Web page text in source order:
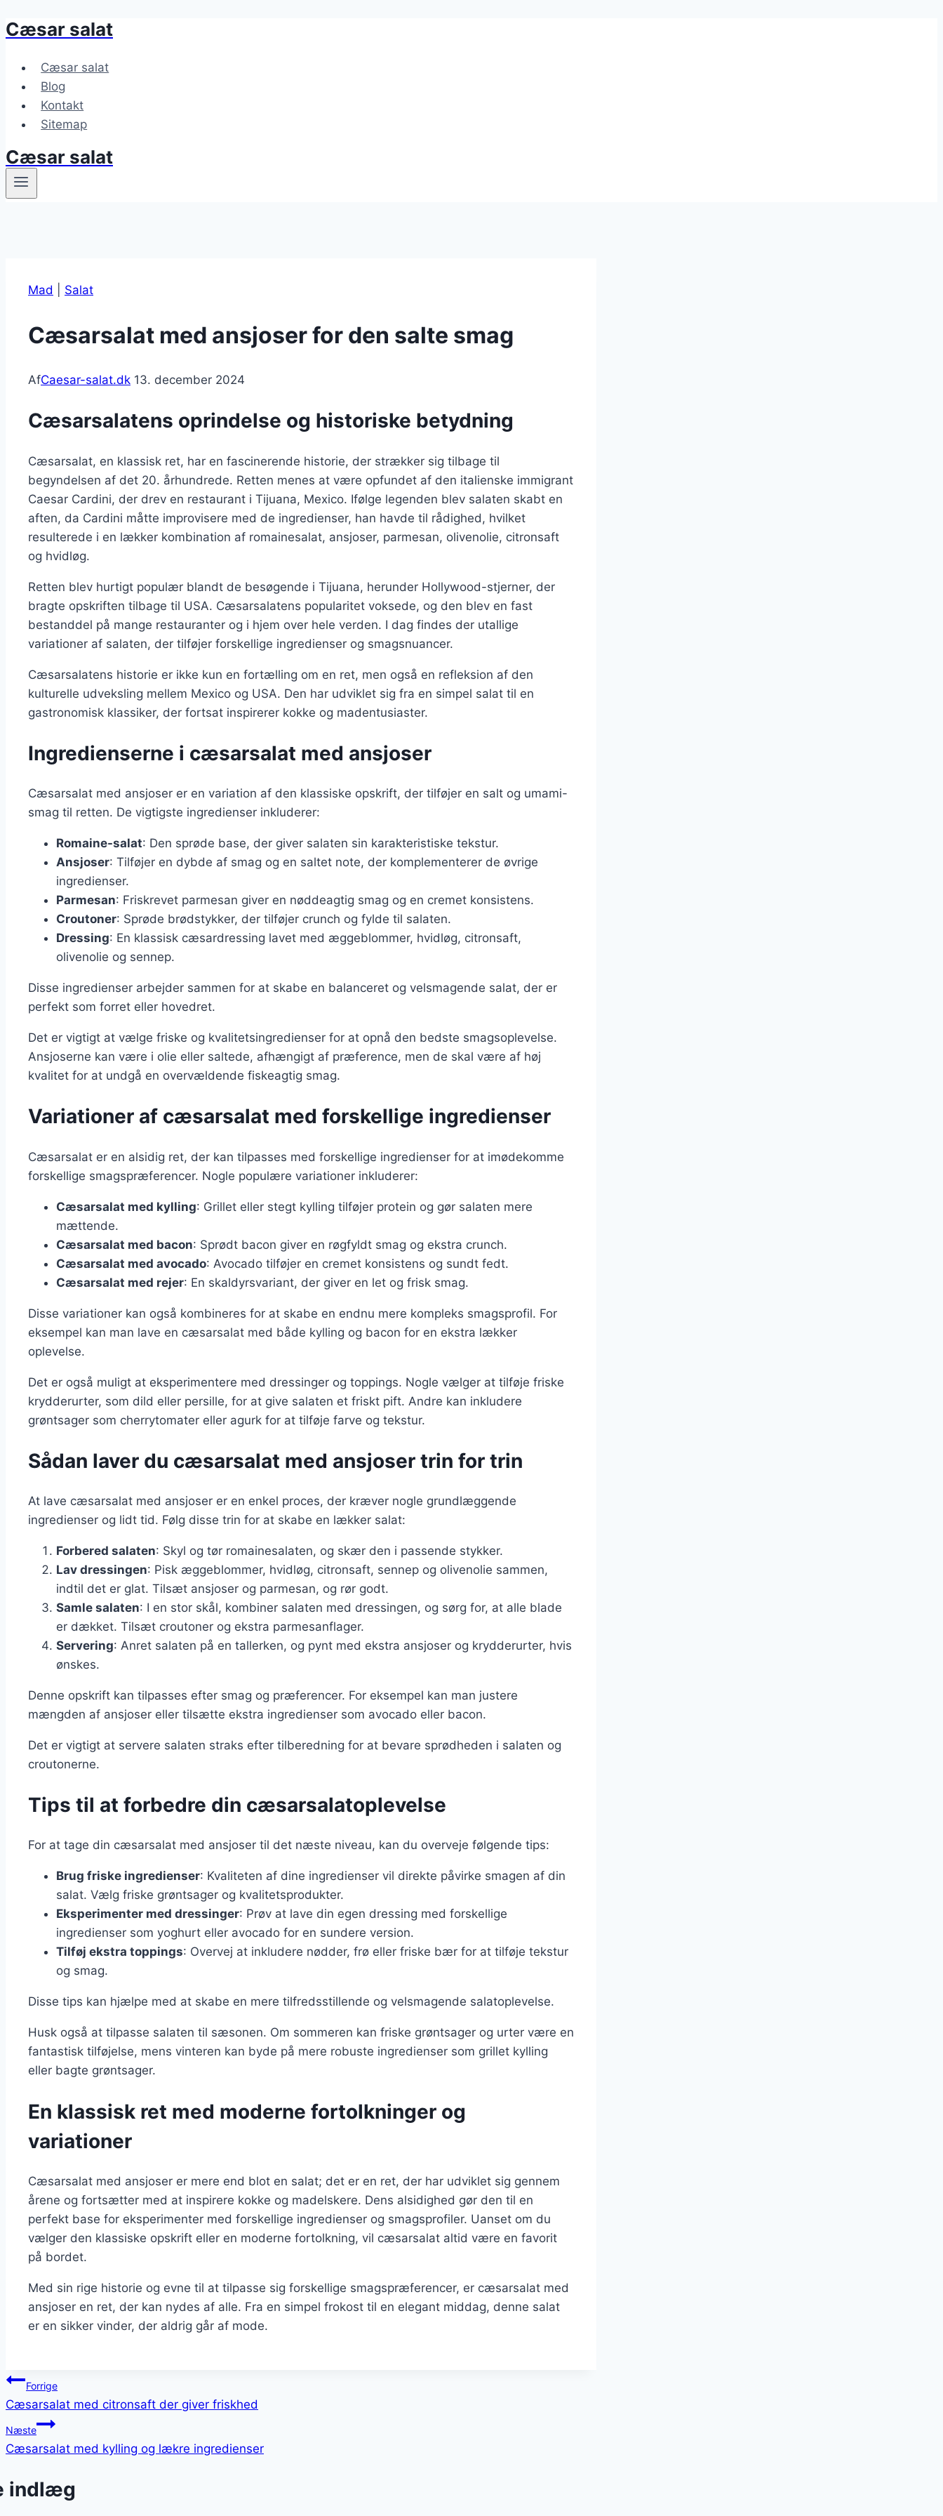
Fortsæt
indhold
Cæsar salat
Cæsar salat
Blog
Kontakt
Sitemap
Cæsar salat
Mad Salat
Cæsarsalat med ansjoser for den salte smag
AfCaesar-salat.dk 13. december 2024
Cæsarsalatens oprindelse og historiske betydning
Cæsarsalat, en klassisk ret, har en fascinerende historie, der strækker sig tilbage til
begyndelsen af det 20. århundrede. Retten menes at være opfundet af den italienske immigrant
Caesar Cardini, der drev en restaurant i Tijuana, Mexico. Ifølge legenden blev salaten skabt en
aften, da Cardini måtte improvisere med de ingredienser, han havde til rådighed, hvilket
resulterede i en lækker kombination af romainesalat, ansjoser, parmesan, olivenolie, citronsaft
og hvidløg.
Retten blev hurtigt populær blandt de besøgende i Tijuana, herunder Hollywood-stjerner, der
bragte opskriften tilbage til USA. Cæsarsalatens popularitet voksede, og den blev en fast
bestanddel på mange restauranter og i hjem over hele verden. I dag findes der utallige
variationer af salaten, der tilføjer forskellige ingredienser og smagsnuancer.
Cæsarsalatens historie er ikke kun en fortælling om en ret, men også en refleksion af den
kulturelle udveksling mellem Mexico og USA. Den har udviklet sig fra en simpel salat til en
gastronomisk klassiker, der fortsat inspirerer kokke og madentusiaster.
Ingredienserne i cæsarsalat med ansjoser
Cæsarsalat med ansjoser er en variation af den klassiske opskrift, der tilføjer en salt og umami-
smag til retten. De vigtigste ingredienser inkluderer:
Romaine-salat: Den sprøde base, der giver salaten sin karakteristiske tekstur.
Ansjoser: Tilføjer en dybde af smag og en saltet note, der komplementerer de øvrige
ingredienser.
Parmesan: Friskrevet parmesan giver en nøddeagtig smag og en cremet konsistens.
Croutoner: Sprøde brødstykker, der tilføjer crunch og fylde til salaten.
Dressing: En klassisk cæsardressing lavet med æggeblommer, hvidløg, citronsaft,
olivenolie og sennep.
Disse ingredienser arbejder sammen for at skabe en balanceret og velsmagende salat, der er
perfekt som forret eller hovedret.
Det er vigtigt at vælge friske og kvalitetsingredienser for at opnå den bedste smagsoplevelse.
Ansjoserne kan være i olie eller saltede, afhængigt af præference, men de skal være af høj
kvalitet for at undgå en overvældende fiskeagtig smag.
Variationer af cæsarsalat med forskellige ingredienser
Cæsarsalat er en alsidig ret, der kan tilpasses med forskellige ingredienser for at imødekomme
forskellige smagspræferencer. Nogle populære variationer inkluderer:
Cæsarsalat med kylling: Grillet eller stegt kylling tilføjer protein og gør salaten mere
mættende.
Cæsarsalat med bacon: Sprødt bacon giver en røgfyldt smag og ekstra crunch.
Cæsarsalat med avocado: Avocado tilføjer en cremet konsistens og sundt fedt.
Cæsarsalat med rejer: En skaldyrsvariant, der giver en let og frisk smag.
Disse variationer kan også kombineres for at skabe en endnu mere kompleks smagsprofil. For
eksempel kan man lave en cæsarsalat med både kylling og bacon for en ekstra lækker
oplevelse.
Det er også muligt at eksperimentere med dressinger og toppings. Nogle vælger at tilføje friske
krydderurter, som dild eller persille, for at give salaten et friskt pift. Andre kan inkludere
grøntsager som cherrytomater eller agurk for at tilføje farve og tekstur.
Sådan laver du cæsarsalat med ansjoser trin for trin
At lave cæsarsalat med ansjoser er en enkel proces, der kræver nogle grundlæggende
ingredienser og lidt tid. Følg disse trin for at skabe en lækker salat:
Forbered salaten: Skyl og tør romainesalaten, og skær den i passende stykker.
Lav dressingen: Pisk æggeblommer, hvidløg, citronsaft, sennep og olivenolie sammen,
indtil det er glat. Tilsæt ansjoser og parmesan, og rør godt.
Samle salaten: I en stor skål, kombiner salaten med dressingen, og sørg for, at alle blade
er dækket. Tilsæt croutoner og ekstra parmesanflager.
Servering: Anret salaten på en tallerken, og pynt med ekstra ansjoser og krydderurter, hvis
ønskes.
Denne opskrift kan tilpasses efter smag og præferencer. For eksempel kan man justere
mængden af ansjoser eller tilsætte ekstra ingredienser som avocado eller bacon.
Det er vigtigt at servere salaten straks efter tilberedning for at bevare sprødheden i salaten og
croutonerne.
Tips til at forbedre din cæsarsalatoplevelse
For at tage din cæsarsalat med ansjoser til det næste niveau, kan du overveje følgende tips:
Brug friske ingredienser: Kvaliteten af dine ingredienser vil direkte påvirke smagen af din
salat. Vælg friske grøntsager og kvalitetsprodukter.
Eksperimenter med dressinger: Prøv at lave din egen dressing med forskellige
ingredienser som yoghurt eller avocado for en sundere version.
Tilføj ekstra toppings: Overvej at inkludere nødder, frø eller friske bær for at tilføje tekstur
og smag.
Disse tips kan hjælpe med at skabe en mere tilfredsstillende og velsmagende salatoplevelse.
Husk også at tilpasse salaten til sæsonen. Om sommeren kan friske grøntsager og urter være en
fantastisk tilføjelse, mens vinteren kan byde på mere robuste ingredienser som grillet kylling
eller bagte grøntsager.
En klassisk ret med moderne fortolkninger og
variationer
Cæsarsalat med ansjoser er mere end blot en salat; det er en ret, der har udviklet sig gennem
årene og fortsætter med at inspirere kokke og madelskere. Dens alsidighed gør den til en
perfekt base for eksperimenter med forskellige ingredienser og smagsprofiler. Uanset om du
vælger den klassiske opskrift eller en moderne fortolkning, vil cæsarsalat altid være en favorit
på bordet.
Med sin rige historie og evne til at tilpasse sig forskellige smagspræferencer, er cæsarsalat med
ansjoser en ret, der kan nydes af alle. Fra en simpel frokost til en elegant middag, denne salat
er en sikker vinder, der aldrig går af mode.
Indlægsnavigation
Forrige
Cæsarsalat med citronsaft der giver friskhed
Næste
Cæsarsalat med kylling og lækre ingredienser
indlæg